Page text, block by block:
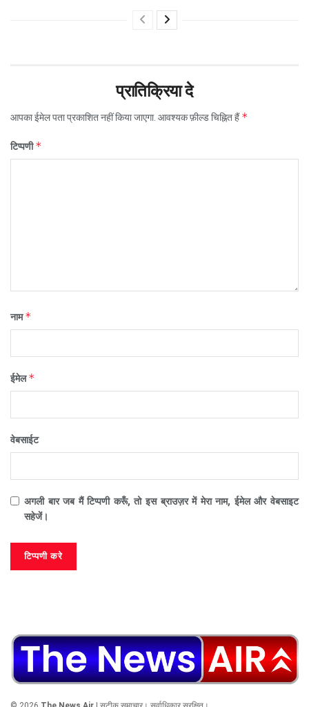
प्रातिक्रिया दे
आपका ईमेल पता प्रकाशित नहीं किया जाएगा. आवश्यक फ़ील्ड चिह्नित हैं*
टिप्पणी*
नाम*
ईमेल*
वेबसाईट
अगली बार जब मैं टिप्पणी करूँ, तो इस ब्राउज़र में मेरा नाम, ईमेल और वेबसाइट
सहेजें।